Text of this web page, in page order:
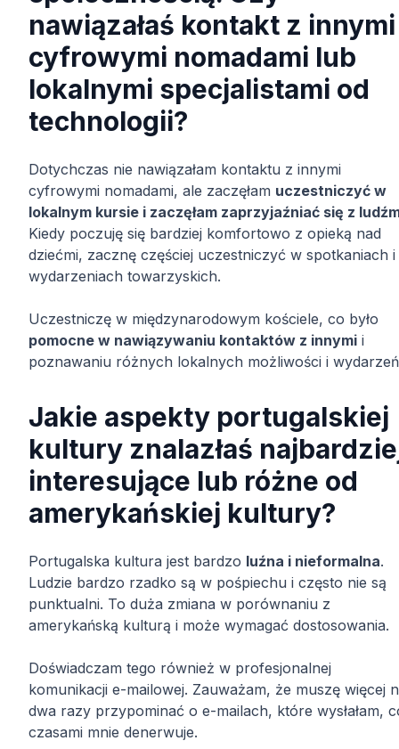
nawiązałaś kontakt z innymi
cyfrowymi nomadami lub
lokalnymi specjalistami od
technologii?
Dotychczas nie nawiązałam kontaktu z innymi
cyfrowymi nomadami, ale zaczęłam uczestniczyć w
lokalnym kursie i zaczęłam zaprzyjaźniać się z
Kiedy poczuję się bardziej komfortowo z opieką nad
dziećmi, zacznę częściej uczestniczyć w spotkaniach i
wydarzeniach towarzyskich.
Uczestniczę w międzynarodowym kościele, co było
pomocne w nawiązywaniu kontaktów z innymi i
poznawaniu różnych lokalnych możliwości i
Jakie aspekty portugalskiej
kultury znalazłaś
interesujące lub różne od
amerykańskiej kultury?
Portugalska kultura jest bardzo luźna i nieformalna.
Ludzie bardzo rzadko są w pośpiechu i często nie są
punktualni. To duża zmiana w porównaniu z
amerykańską kulturą i może wymagać dostosowania.
Doświadczam tego również w profesjonalnej
komunikacji e-mailowej. Zauważam, że muszę więcej
dwa razy przypominać o e-mailach, które wysłałam,
czasami mnie denerwuje.